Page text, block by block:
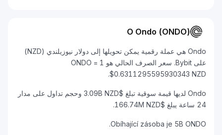
O Ondo (ONDO)
Ondo هي عملة رقمية يمكن تحويلها إلى دولار نيوزيلندي (NZD)
على Bybit. سعر الصرف الحالي هو 1 ONDO =
$0.6311295595930343 NZD.
Ondo لديها قيمة سوقية تبلغ $3.09B NZD وحجم تداول على مدار
24 ساعة يبلغ $166.74M NZD.
Obíhající zásoba je 5B ONDO.